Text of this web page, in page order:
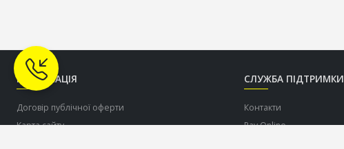
ІНФОРМАЦІЯ
Договір публічної оферти
Карта сайту
СЛУЖБА ПІДТРИМКИ
Контакти
Pay Online